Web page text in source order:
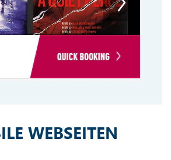
WEBSEITEN